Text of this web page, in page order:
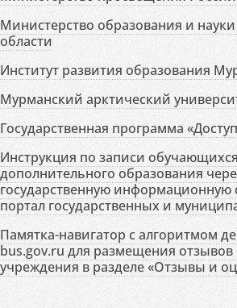
Министерство образования и
области
Институт развития образования
Мурманский арктический
Государственная программа
Инструкция по записи
дополнительного образования
государственную информационную
портал государственных и
Памятка-навигатор с алгоритмом
bus.gov.ru для размещения отзывов
учреждения в разделе «Отзывы и